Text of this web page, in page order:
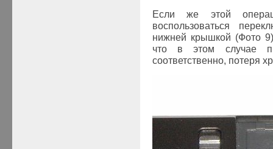
Если же этой
воспользоваться
нижней крышкой (Фото
что в этом случае
соответственно, потеря